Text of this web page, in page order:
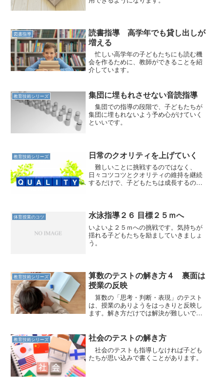
図書指導
読書指導 高学年でも貸し出しが
増える
忙しい高学年の子どもたちにも読む機
会を作るために、教師ができることを紹
介しています。
教育技術シリーズ 集団に埋もれさせない音読指導
集団での指導の段階で、子どもたちが
集団に埋もれないよう予め心がけていく
といいです。
教育技術シリーズ 日常のクオリティを上げていく
難しいことに挑戦するのではなく、
日々コツコツとクオリティの維持を継続
するだけで、子どもたちは成長するので
体育授業のコツ 水泳指導２６ 目標２５ｍへ
いよいよ２５ｍへの挑戦です。気持ちが
揺れる子どもたちを励ましていきましょ
う。
教育技術シリーズ
算数のテストの解き方４ 裏面は
授業の反映
算数の「思考・判断・表現」のテスト
は、授業のありようをはっきりと反映し
ます。解き方だけでは解決が難しいで
教育技術シリーズ 社会のテストの解き方
社会のテストも指導しなければ子ども
たちが思い込みで書くことがあります。